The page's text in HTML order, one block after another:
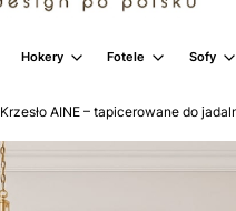
Hokery Fotele Sofy
Krzesło AINE – tapicerowane do